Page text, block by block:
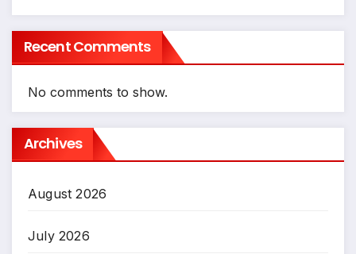
Recent Comments
No comments to show.
Archives
August 2026
July 2026